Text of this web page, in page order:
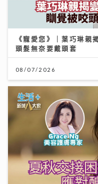
《寵愛您》｜葉巧琳
頭髮無奈要戴頭套
08/07/2026